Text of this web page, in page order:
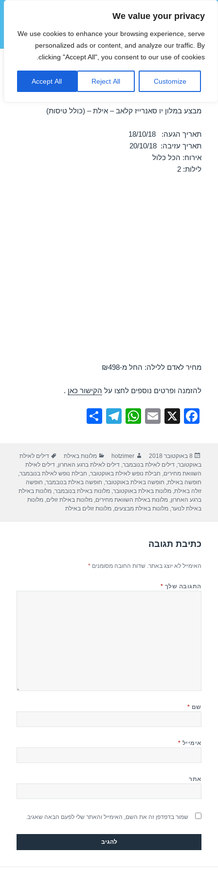
We value your privacy
We use cookies to enhance your browsing experience, serve
personalized ads or content, and analyze our traffic. By
clicking "Accept All", you consent to our use of cookies.
Customize
Reject All
Accept All
הוטצימר
תפריטים
ווידג'טים
חופשה במלון יו סאנרייז קלאב –
אילת 18/10/2018
מבצע במלון יו סאנרייז קלאב – אילת – (כולל טיסות)
תאריך הגעה: 18/10/18
תאריך עזיבה: 20/10/18
אירוח: הכל כלול
לילות: 2
מחיר לאדם ללילה: החל מ-₪498
להזמנה ופרטים נוספים לחצו על הקישור כאן .
F
e
b
o
o
X
E
W
s
A
p
p
T
gr
a
m
e
פורסם
בתאריך
8 באוקטובר 2018 מחבר
hotzimer קטגוריות
מלונות באילת תגיות
דילים לאילת
באוקטובר,דילים לאילת בנובמבר,דילים לאילת ברגע האחרון,דילים לאילת
השוואת מחירים, חבילת נופש לאילת באוקטובר, חבילת נופש לאילת בנובמבר,
חופשה באילת, חופשה באילת באוקטובר, חופשה באילת בנובמבר, חופשה
זולה באילת,מלונות באילת באוקטובר,מלונות באילת בנובמבר,מלונות באילת
ברגע האחרון,מלונות באילת השוואת מחירים,מלונות באילת זולים,מלונות
באילת לנוער,מלונות באילת מבצעים,מלונות זולים באילת
כתיבת תגובה
האימייל לא יוצג באתר. שדות החובה מסומנים*
התגובה שלך *
שם *
אימייל *
אתר
שמור בדפדפן זה את השם, האימייל והאתר שלי לפעם הבאה שאגיב.